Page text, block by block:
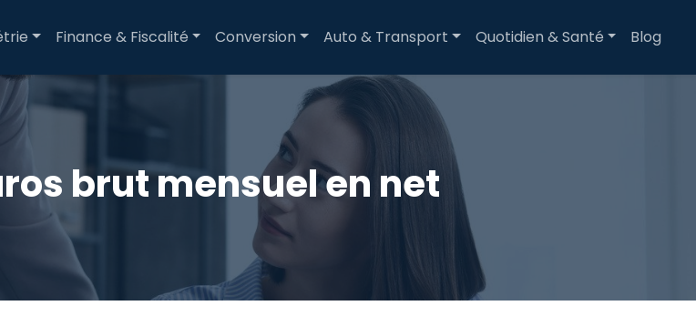
Finance & Fiscalité Conversion Auto & Transport Quotidien & Santé Blog
brut mensuel en net